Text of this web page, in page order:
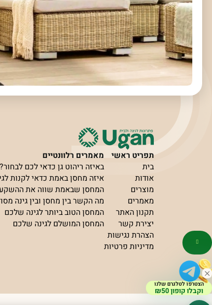
תפריט ראשי
בית
אודות
מוצרים
מאמרים
תקנון האתר
יצירת קשר
הצהרת נגישות
מדיניות פרטיות
מאמרים רלוונטיים
באיזה ריהוט גן כדאי לכם לבחור?
איזה מחסן באמת כדאי לקנות
המחסן שבאמת שווה את
מה הקשר בין מחסן ובין גינה
המחסן הטוב ביותר לגינה שלכם
המחסן המושלם לגינה שלכם
הצטרפו לטלגרם שלנו
וקבלו קופון ₪50